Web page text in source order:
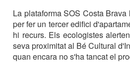
La plataforma SOS Costa
per fer un tercer edifici
hi recurs. Els ecologistes
seva proximitat al Bé Cultural
quan encara no s'ha tancat el